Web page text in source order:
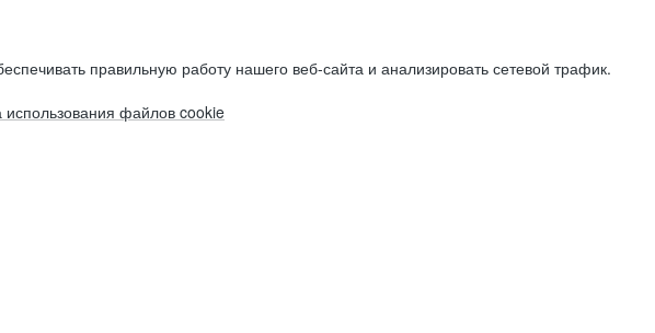
правильную работу нашего веб-сайта и анализировать сетевой трафик.
использования файлов cookie